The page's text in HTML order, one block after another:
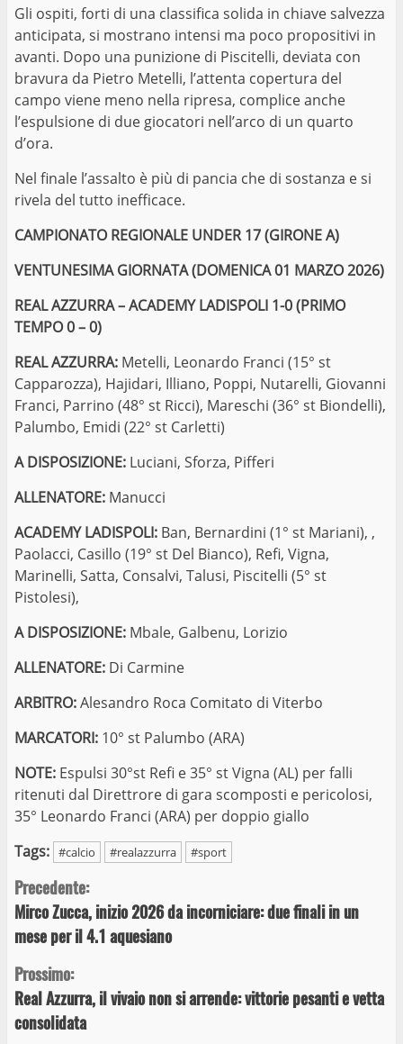
Gli ospiti, forti di una classifica solida in chiave salvezza
anticipata, si mostrano intensi ma poco propositivi in
avanti. Dopo una punizione di Piscitelli, deviata con
bravura da Pietro Metelli, l’attenta copertura del
campo viene meno nella ripresa, complice anche
l’espulsione di due giocatori nell’arco di un quarto
d’ora.
Nel finale l’assalto è più di pancia che di sostanza e si
rivela del tutto inefficace.
CAMPIONATO REGIONALE UNDER 17 (GIRONE A)
VENTUNESIMA GIORNATA (DOMENICA 01 MARZO 2026)
REAL AZZURRA – ACADEMY LADISPOLI 1-0(PRIMO
TEMPO 0 – 0)
REAL AZZURRA: Metelli, Leonardo Franci (15° st
Capparozza), Hajidari, Illiano, Poppi, Nutarelli, Giovanni
Franci, Parrino (48° st Ricci), Mareschi (36° st Biondelli),
Palumbo, Emidi (22° st Carletti)
A DISPOSIZIONE: Luciani, Sforza, Pifferi
ALLENATORE: Manucci
ACADEMY LADISPOLI: Ban, Bernardini (1° st Mariani), ,
Paolacci, Casillo (19° st Del Bianco), Refi, Vigna,
Marinelli, Satta, Consalvi, Talusi, Piscitelli (5° st
Pistolesi),
A DISPOSIZIONE: Mbale, Galbenu, Lorizio
ALLENATORE: Di Carmine
ARBITRO:Alesandro Roca Comitato di Viterbo
MARCATORI: 10° st Palumbo (ARA)
NOTE: Espulsi 30°st Refi e 35° st Vigna (AL) per falli
ritenuti dal Direttrore di gara scomposti e pericolosi,
35° Leonardo Franci (ARA) per doppio giallo
Tags: #calcio #realazzurra #sport
Continue
Reading
Precedente:
Mirco Zucca, inizio 2026 da incorniciare: due finali in un
mese per il 4.1 aquesiano
Prossimo:
Real Azzurra, il vivaio non si arrende: vittorie pesanti e vetta
consolidata